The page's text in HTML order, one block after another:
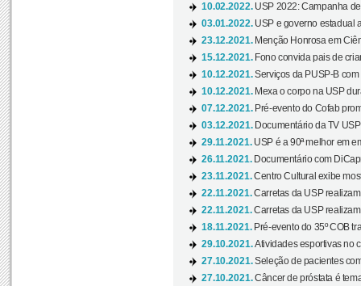
10.02.2022. USP 2022: Campanha
03.01.2022. USP e governo estadual
23.12.2021. Menção Honrosa em
15.12.2021. Fono convida pais de
10.12.2021.Serviços da PUSP-B
10.12.2021. Mexa o corpo na USP
07.12.2021. Pré-evento do Cofab
03.12.2021. Documentário da TV
29.11.2021. USP é a 90ª melhor em
26.11.2021. Documentário com
23.11.2021.Centro Cultural exibe
22.11.2021.Carretas da USP
22.11.2021.Carretas da USP
18.11.2021. Pré-evento do 35º COB
29.10.2021.Atividades esportivas no
27.10.2021.Seleção de pacientes
27.10.2021.Câncer de próstata é